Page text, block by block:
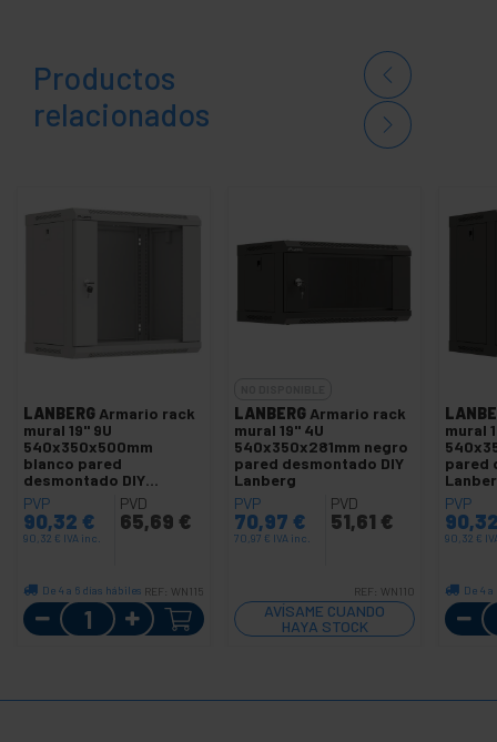
Productos
relacionados
LANBERG Armario rack
mural 19'' 9U
540x350x500mm
blanco pared
desmontado DIY
Lanberg
PVP
90,32 €
90,32 € IVA inc.
PVD
65,69 €
De 4 a 6 días hábiles REF: WN115
Cantidad
LANBERG Armario rack
mural 19'' 4U
540x350x281mm negro
pared desmontado DIY
Lanberg
PVP
70,97 €
70,97 € IVA inc.
PVD
51,61 €
REF: WN110
AVÍSAME CUANDO
HAYA STOCK
mural
pared
PVP
90,32 €
De 4